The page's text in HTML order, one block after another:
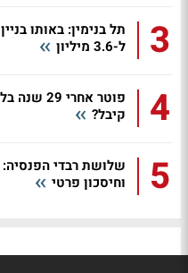
3
ל-3.6 מיליון
4
קיבל?
5
שלושת רבדי
וחיסכון פרטי